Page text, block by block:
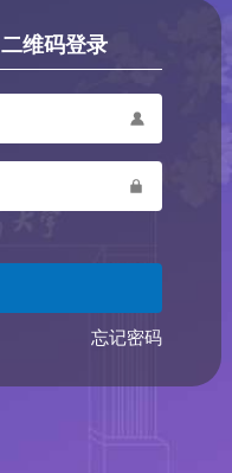
二维码登录
忘记密码